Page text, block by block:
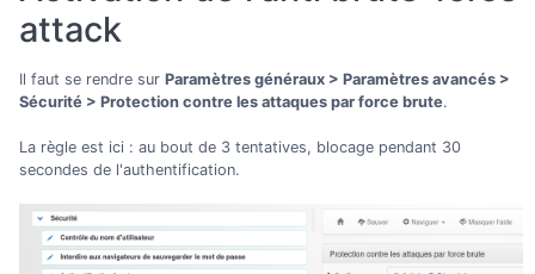
attack
Il faut se rendre sur Paramètres généraux > Paramètres avancés >
Sécurité > Protection contre les attaques par force brute.
La règle est ici : au bout de 3 tentatives, blocage pendant 30
secondes de l'authentification.